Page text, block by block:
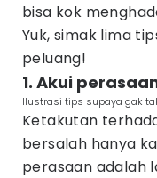
bisa kok
Yuk, simak lima
peluang!
1. Akui
Ilustrasi tips supaya gak
Ketakutan
bersalah hanya
perasaan adalah